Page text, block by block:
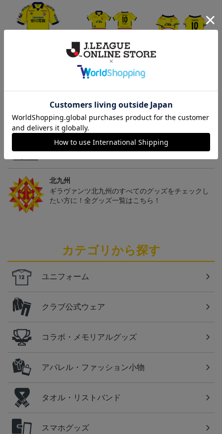
1st
[2026/27シーズン 明治安
田J3リーグ]ベビーユニフ
デザイン)
4,950円
トピックス
北九州
ギラヴァンツ北九州のユニフォームを着て試合を応
北九州
ギラヴァンツ北九州のすべてのグッズをチェックし
たい方に！全グッズ一覧はこちら！
カテゴリから探す
ユニフォーム
クラブ公式ウェア
コラボ・メモリアルグッズ
アパレル・ファッション小物
タオル・リストバンド
スマホグッズ